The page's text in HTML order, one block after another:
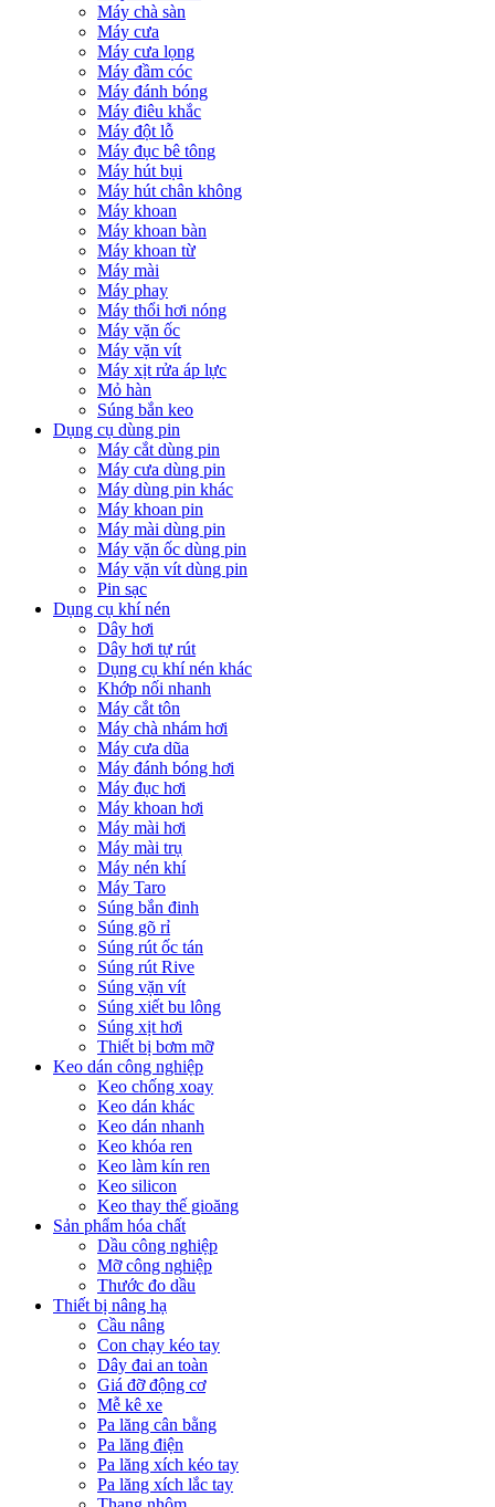
Máy chà sàn
Máy cưa
Máy cưa lọng
Máy đầm cóc
Máy đánh bóng
Máy điêu khắc
Máy đột lỗ
Máy đục bê tông
Máy hút bụi
Máy hút chân không
Máy khoan
Máy khoan bàn
Máy khoan từ
Máy mài
Máy phay
Máy thổi hơi nóng
Máy vặn ốc
Máy vặn vít
Máy xịt rửa áp lực
Mỏ hàn
Súng bắn keo
Dụng cụ dùng pin
Máy cắt dùng pin
Máy cưa dùng pin
Máy dùng pin khác
Máy khoan pin
Máy mài dùng pin
Máy vặn ốc dùng pin
Máy vặn vít dùng pin
Pin sạc
Dụng cụ khí nén
Dây hơi
Dây hơi tự rút
Dụng cụ khí nén khác
Khớp nối nhanh
Máy cắt tôn
Máy chà nhám hơi
Máy cưa dũa
Máy đánh bóng hơi
Máy đục hơi
Máy khoan hơi
Máy mài hơi
Máy mài trụ
Máy nén khí
Máy Taro
Súng bắn đinh
Súng gõ rỉ
Súng rút ốc tán
Súng rút Rive
Súng vặn vít
Súng xiết bu lông
Súng xịt hơi
Thiết bị bơm mỡ
Keo dán công nghiệp
Keo chống xoay
Keo dán khác
Keo dán nhanh
Keo khóa ren
Keo làm kín ren
Keo silicon
Keo thay thế gioăng
Sản phẩm hóa chất
Dầu công nghiệp
Mỡ công nghiệp
Thước đo dầu
Thiết bị nâng hạ
Cầu nâng
Con chạy kéo tay
Dây đai an toàn
Giá đỡ động cơ
Mễ kê xe
Pa lăng cân bằng
Pa lăng điện
Pa lăng xích kéo tay
Pa lăng xích lắc tay